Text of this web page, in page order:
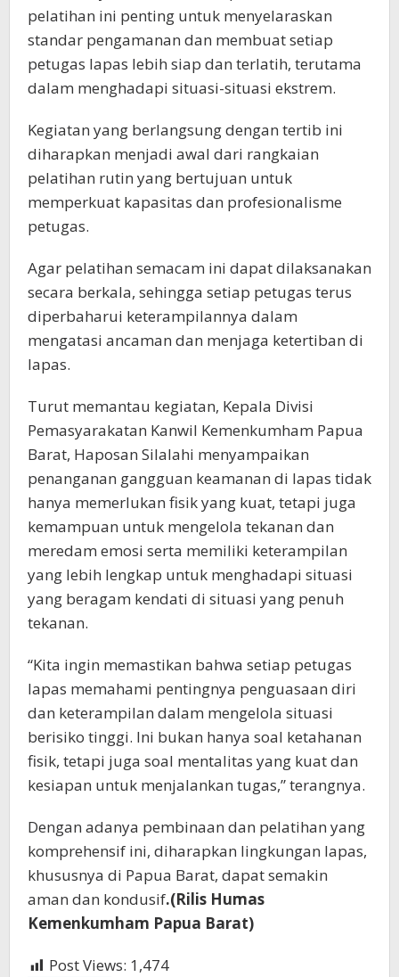
pelatihan ini penting untuk menyelaraskan
standar pengamanan dan membuat setiap
petugas lapas lebih siap dan terlatih, terutama
dalam menghadapi situasi-situasi ekstrem.
Kegiatan yang berlangsung dengan tertib ini
diharapkan menjadi awal dari rangkaian
pelatihan rutin yang bertujuan untuk
memperkuat kapasitas dan profesionalisme
petugas.
Agar pelatihan semacam ini dapat dilaksanakan
secara berkala, sehingga setiap petugas terus
diperbaharui keterampilannya dalam
mengatasi ancaman dan menjaga ketertiban di
lapas.
Turut memantau kegiatan, Kepala Divisi
Pemasyarakatan Kanwil Kemenkumham Papua
Barat, Haposan Silalahi menyampaikan
penanganan gangguan keamanan di lapas tidak
hanya memerlukan fisik yang kuat, tetapi juga
kemampuan untuk mengelola tekanan dan
meredam emosi serta memiliki keterampilan
yang lebih lengkap untuk menghadapi situasi
yang beragam kendati di situasi yang penuh
tekanan.
“Kita ingin memastikan bahwa setiap petugas
lapas memahami pentingnya penguasaan diri
dan keterampilan dalam mengelola situasi
berisiko tinggi. Ini bukan hanya soal ketahanan
fisik, tetapi juga soal mentalitas yang kuat dan
kesiapan untuk menjalankan tugas,” terangnya.
Dengan adanya pembinaan dan pelatihan yang
komprehensif ini, diharapkan lingkungan lapas,
khususnya di Papua Barat, dapat semakin
aman dan kondusif.(Rilis Humas
Kemenkumham Papua Barat)
Post Views: 1,474